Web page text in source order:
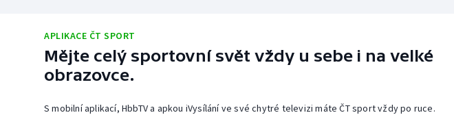
APLIKACE ČT SPORT
Mějte celý sportovní svět vždy u sebe i na velké
obrazovce.
S mobilní aplikací, HbbTV a apkou iVysílání ve své chytré televizi máte ČT sport vždy po ruce.